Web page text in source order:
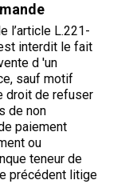
l’article L.221-
interdit le fait
d 'un
sauf motif
droit de refuser
de non
paiement
ou
teneur de
précédent litige